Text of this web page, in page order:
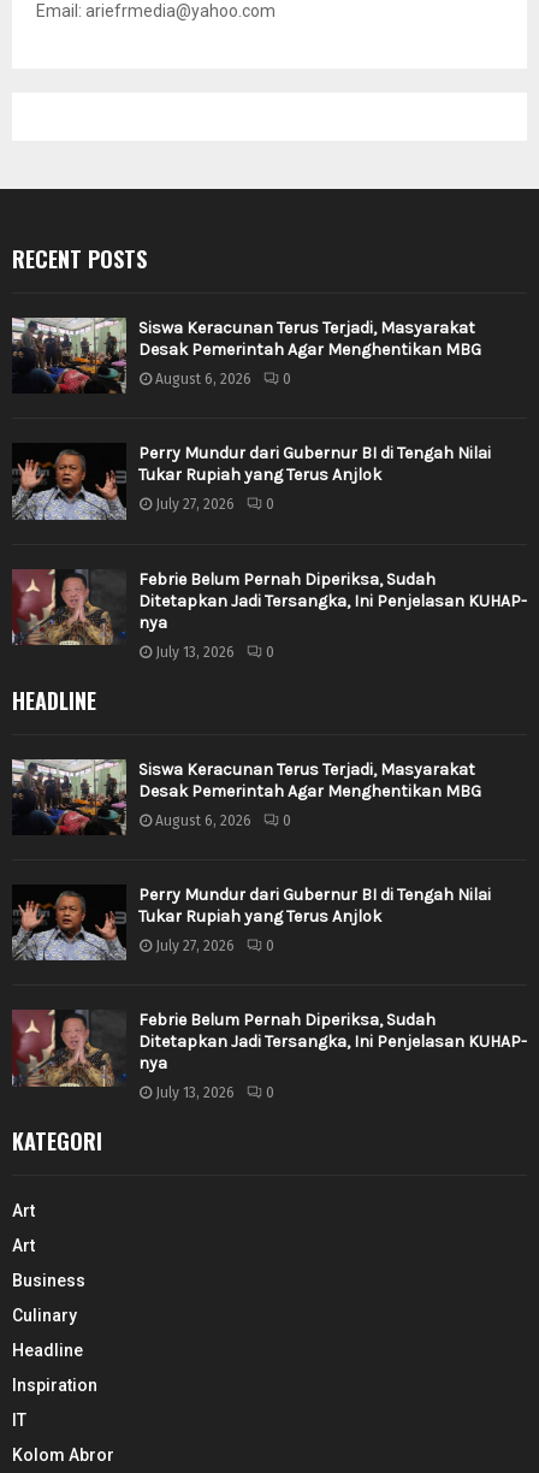
Email: ariefrmedia@yahoo.com
RECENT POSTS
Siswa Keracunan Terus Terjadi, Masyarakat
Desak Pemerintah Agar Menghentikan MBG
August 6, 2026 0
Perry Mundur dari Gubernur BI di Tengah Nilai
Tukar Rupiah yang Terus Anjlok
July 27, 2026 0
Febrie Belum Pernah Diperiksa, Sudah
Ditetapkan Jadi Tersangka, Ini Penjelasan KUHAP-
nya
July 13, 2026 0
HEADLINE
Siswa Keracunan Terus Terjadi, Masyarakat
Desak Pemerintah Agar Menghentikan MBG
August 6, 2026 0
Perry Mundur dari Gubernur BI di Tengah Nilai
Tukar Rupiah yang Terus Anjlok
July 27, 2026 0
Febrie Belum Pernah Diperiksa, Sudah
Ditetapkan Jadi Tersangka, Ini Penjelasan KUHAP-
nya
July 13, 2026 0
KATEGORI
Art
Art
Business
Culinary
Headline
Inspiration
IT
Kolom Abror